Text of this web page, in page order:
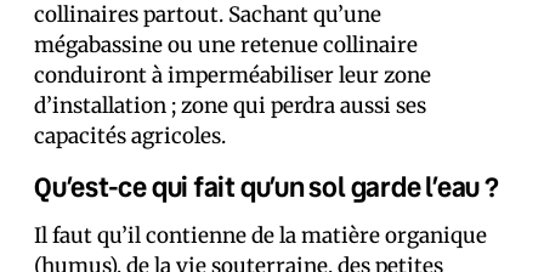
collinaires partout. Sachant qu’une
mégabassine ou une retenue collinaire
conduiront à imperméabiliser leur zone
d’installation ; zone qui perdra aussi ses
capacités agricoles.
Qu’est-ce qui fait qu’un sol garde l’eau ?
Il faut qu’il contienne de la matière organique
(humus), de la vie souterraine, des petites